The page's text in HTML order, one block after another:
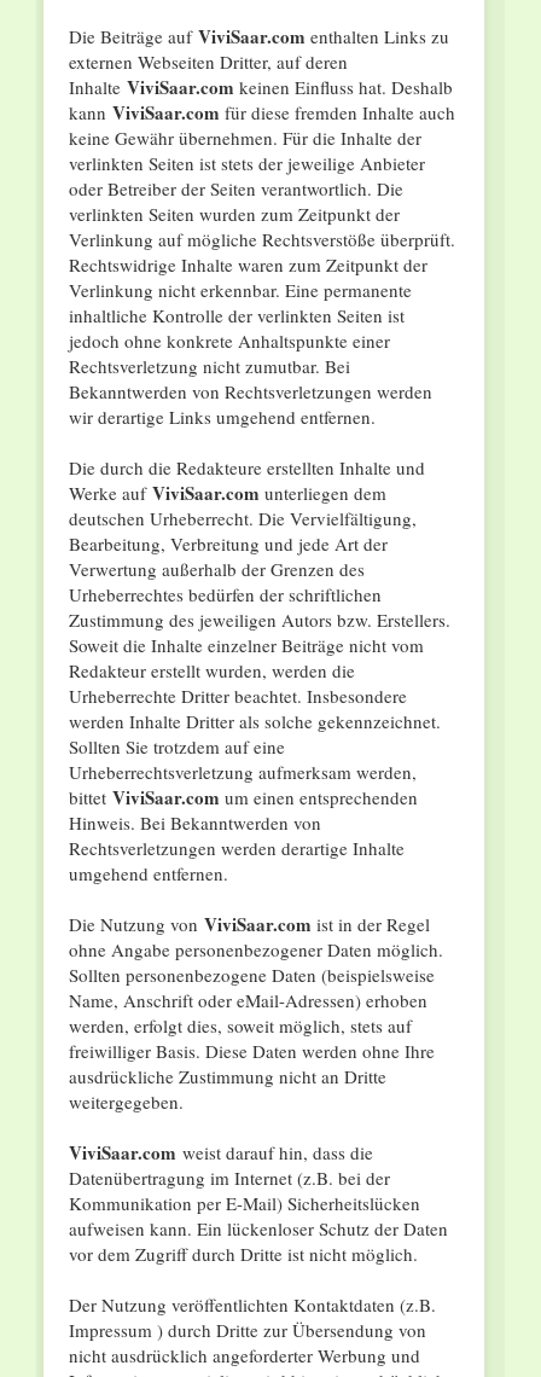
Die Beiträge auf ViviSaar.com enthalten Links zu
externen Webseiten Dritter, auf deren
Inhalte ViviSaar.com keinen Einfluss hat. Deshalb
kann ViviSaar.com für diese fremden Inhalte auch
keine Gewähr übernehmen. Für die Inhalte der
verlinkten Seiten ist stets der jeweilige Anbieter
oder Betreiber der Seiten verantwortlich. Die
verlinkten Seiten wurden zum Zeitpunkt der
Verlinkung auf mögliche Rechtsverstöße überprüft.
Rechtswidrige Inhalte waren zum Zeitpunkt der
Verlinkung nicht erkennbar. Eine permanente
inhaltliche Kontrolle der verlinkten Seiten ist
jedoch ohne konkrete Anhaltspunkte einer
Rechtsverletzung nicht zumutbar. Bei
Bekanntwerden von Rechtsverletzungen werden
wir derartige Links umgehend entfernen.
Die durch die Redakteure erstellten Inhalte und
Werke auf ViviSaar.com unterliegen dem
deutschen Urheberrecht. Die Vervielfältigung,
Bearbeitung, Verbreitung und jede Art der
Verwertung außerhalb der Grenzen des
Urheberrechtes bedürfen der schriftlichen
Zustimmung des jeweiligen Autors bzw. Erstellers.
Soweit die Inhalte einzelner Beiträge nicht vom
Redakteur erstellt wurden, werden die
Urheberrechte Dritter beachtet. Insbesondere
werden Inhalte Dritter als solche gekennzeichnet.
Sollten Sie trotzdem auf eine
Urheberrechtsverletzung aufmerksam werden,
bittet ViviSaar.com um einen entsprechenden
Hinweis. Bei Bekanntwerden von
Rechtsverletzungen werden derartige Inhalte
umgehend entfernen.
Die Nutzung von ViviSaar.com ist in der Regel
ohne Angabe personenbezogener Daten möglich.
Sollten personenbezogene Daten (beispielsweise
Name, Anschrift oder eMail-Adressen) erhoben
werden, erfolgt dies, soweit möglich, stets auf
freiwilliger Basis. Diese Daten werden ohne Ihre
ausdrückliche Zustimmung nicht an Dritte
weitergegeben.
ViviSaar.com weist darauf hin, dass die
Datenübertragung im Internet (z.B. bei der
Kommunikation per E-Mail) Sicherheitslücken
aufweisen kann. Ein lückenloser Schutz der Daten
vor dem Zugriff durch Dritte ist nicht möglich.
Der Nutzung veröffentlichten Kontaktdaten (z.B.
Impressum ) durch Dritte zur Übersendung von
nicht ausdrücklich angeforderter Werbung und